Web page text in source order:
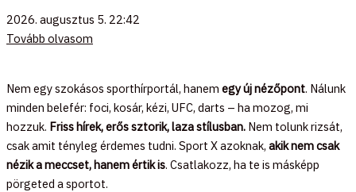
2026. augusztus 5. 22:42
Tovább olvasom
Nem egy szokásos sporthírportál, hanem egy új nézőpont. Nálunk
minden belefér: foci, kosár, kézi, UFC, darts – ha mozog, mi
hozzuk. Friss hírek, erős sztorik, laza stílusban. Nem tolunk rizsát,
csak amit tényleg érdemes tudni. Sport X azoknak, akik nem csak
nézik a meccset, hanem értik is. Csatlakozz, ha te is másképp
pörgeted a sportot.